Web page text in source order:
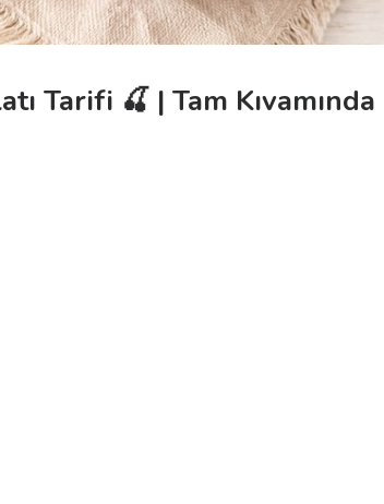
Tarifi 🍒 | Tam